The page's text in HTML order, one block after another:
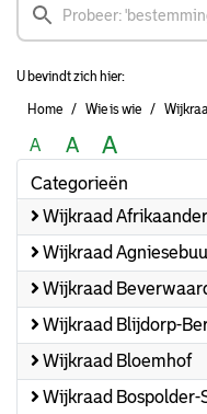
U bevindt zich hier:
Home Wie is wie
A A A
Categorieën
Wijkraad
Wijkraad
Wijkraad
Wijkraad Blijdorp-
Wijkraad Bloemhof
Wijkraad Bospolder-